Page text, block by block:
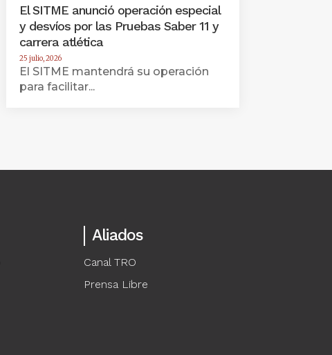
El SITME anunció operación especial
y desvíos por las Pruebas Saber 11 y
carrera atlética
25 julio, 2026
El SITME mantendrá su operación
para facilitar...
Aliados
Canal TRO
Prensa Libre